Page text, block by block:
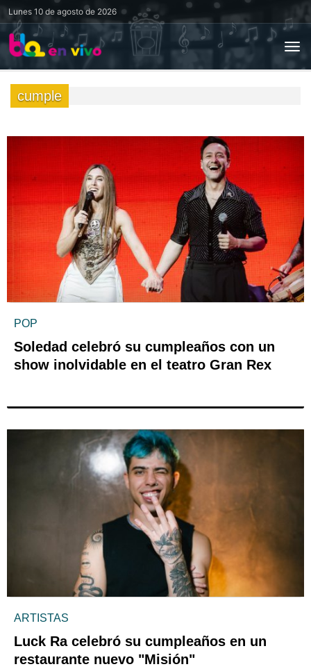
Lunes 10 de agosto de 2026
cumple
POP
Soledad celebró su cumpleaños con un
show inolvidable en el teatro Gran Rex
ARTISTAS
Luck Ra celebró su cumpleaños en un
restaurante nuevo "Misión"